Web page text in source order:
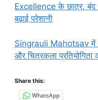
Excellence के छात्र, बंद
बढ़ाई परेशानी
Singrauli Mahotsav में
और चित्रकला प्रतियोगिता
Share this:
WhatsApp